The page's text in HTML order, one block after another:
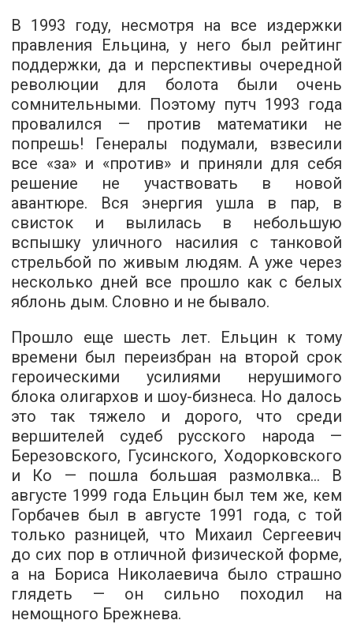
В 1993 году, несмотря на все издержки
правления Ельцина, у него был рейтинг
поддержки, да и перспективы очередной
революции для болота были очень
сомнительными. Поэтому путч 1993 года
провалился — против математики не
попрешь! Генералы подумали, взвесили
все «за» и «против» и приняли для себя
решение не участвовать в новой
авантюре. Вся энергия ушла в пар, в
свисток и вылилась в небольшую
вспышку уличного насилия с танковой
стрельбой по живым людям. А уже через
несколько дней все прошло как с белых
яблонь дым. Словно и не бывало.
Прошло еще шесть лет. Ельцин к тому
времени был переизбран на второй срок
героическими усилиями нерушимого
блока олигархов и шоу-бизнеса. Но далось
это так тяжело и дорого, что среди
вершителей судеб русского народа —
Березовского, Гусинского, Ходорковского
и Ко — пошла большая размолвка… В
августе 1999 года Ельцин был тем же, кем
Горбачев был в августе 1991 года, с той
только разницей, что Михаил Сергеевич
до сих пор в отличной физической форме,
а на Бориса Николаевича было страшно
глядеть — он сильно походил на
немощного Брежнева.